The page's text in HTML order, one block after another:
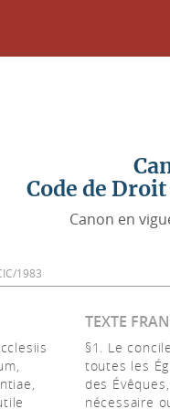
Code de
Canon en
1983
TEXTE
§1. Le
toutes les
des
nécessaire